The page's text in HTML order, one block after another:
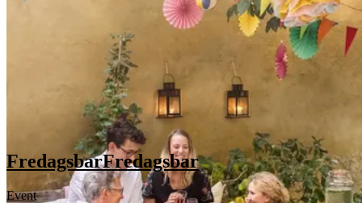
FredagsbarFredagsbar
Event